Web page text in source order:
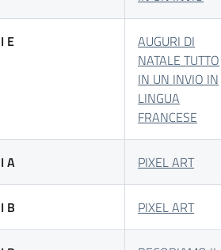
I E
AUGURI DI
NATALE TUTTO
IN UN INVIO IN
LINGUA
FRANCESE
I A PIXEL ART
I B PIXEL ART